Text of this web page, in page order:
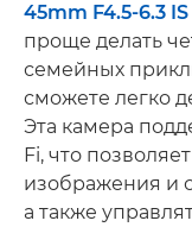
45mm F4.5-6.3 IS
проще делать
семейных
сможете легко
Эта камера
Fi, что
изображения и
а также